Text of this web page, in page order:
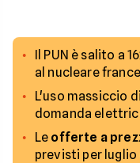
Il PUN è salito a
al nucleare
L'uso massiccio
domanda
Le offerte a
previsti per luglio